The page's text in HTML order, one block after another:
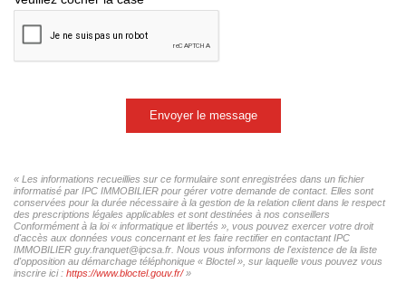
Envoyer le message
« Les informations recueillies sur ce formulaire sont enregistrées dans un fichier
informatisé par IPC IMMOBILIER pour gérer votre demande de contact. Elles sont
conservées pour la durée nécessaire à la gestion de la relation client dans le respect
des prescriptions légales applicables et sont destinées à nos conseillers
Conformément à la loi « informatique et libertés », vous pouvez exercer votre droit
d'accès aux données vous concernant et les faire rectifier en contactant IPC
IMMOBILIER guy.franquet@ipcsa.fr. Nous vous informons de l'existence de la liste
d'opposition au démarchage téléphonique « Bloctel », sur laquelle vous pouvez vous
inscrire ici : https://www.bloctel.gouv.fr/»